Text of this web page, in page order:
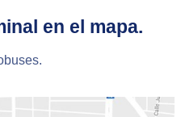
en el mapa.